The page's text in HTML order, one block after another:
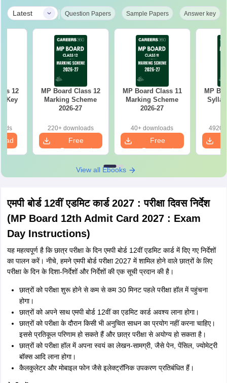
Latest | Question Papers Sample Papers Answer key
12
Key
MP Board Class 12
Marking Scheme
2026-27
220+ downloads
Free
Download
MP Board Class 11
Marking Scheme
2026-27
40+ downloads
Free
Download
MP
View all Ebooks
एमपी बोर्ड 12वीं एडमिट कार्ड 2027 : परीक्षा दिवस निर्देश
(MP Board 12th Admit Card 2027 : Exam
Day Instructions)
यह महत्वपूर्ण है कि छात्र परीक्षा के दिन एमपी बोर्ड 12वीं एडमिट कार्ड में दिए गए निर्देशों
का पालन करें। नीचे, हमने एमपी बोर्ड परीक्षा 2027 में शामिल होने वाले छात्रों के लिए
परीक्षा के दिन के दिशा-निर्देशों और निर्देशों की एक सूची प्रदान की है।
छात्रों को परीक्षा शुरू होने से कम से कम 30 मिनट पहले परीक्षा हॉल में पहुंचना
होगा।
छात्रों को अपने साथ एमपी बोर्ड 12वीं का एडमिट कार्ड अवश्य लाना होगा।
छात्रों को परीक्षा के दौरान किसी भी अनुचित साधन का प्रयोग नहीं करना चाहिए।
इससे प्रतिकूल परिणाम हो सकते हैं और छात्र परीक्षा से अयोग्य हो सकता है।
छात्रों को परीक्षा हॉल में अपना स्वयं का लेखन-सामग्री, जैसे पेन, पेंसिल, ज्योमेट्री
बॉक्स आदि लाना होगा।
कैलकुलेटर और मोबाइल फोन जैसे इलेक्ट्रॉनिक उपकरण प्रतिबंधित हैं।